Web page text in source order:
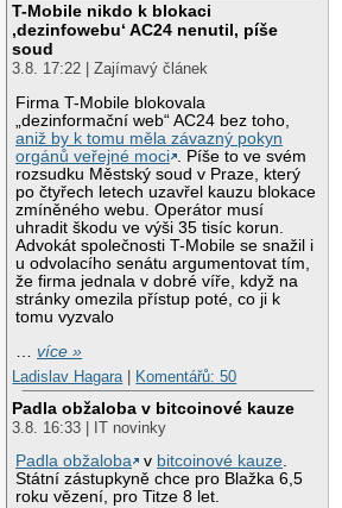
T-Mobile nikdo k blokaci
‚dezinfowebu‘ AC24 nenutil, píše
soud
3.8. 17:22 | Zajímavý článek
Firma T-Mobile blokovala
„dezinformační web“ AC24 bez toho,
aniž by k tomu měla závazný pokyn
orgánů veřejné moci
. Píše to ve svém
rozsudku Městský soud v Praze, který
po čtyřech letech uzavřel kauzu blokace
zmíněného webu. Operátor musí
uhradit škodu ve výši 35 tisíc korun.
Advokát společnosti T-Mobile se snažil i
u odvolacího senátu argumentovat tím,
že firma jednala v dobré víře, když na
stránky omezila přístup poté, co ji k
tomu vyzvalo
…více »
Ladislav Hagara| Komentářů: 50
Padla obžaloba v bitcoinové kauze
3.8. 16:33 | IT novinky
Padla obžaloba
v bitcoinové kauze.
Státní zástupkyně chce pro Blažka 6,5
roku vězení, pro Titze 8 let.